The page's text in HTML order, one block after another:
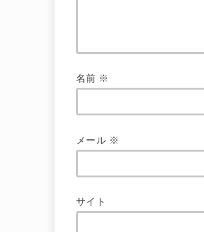
名前 ※
メール ※
サイト